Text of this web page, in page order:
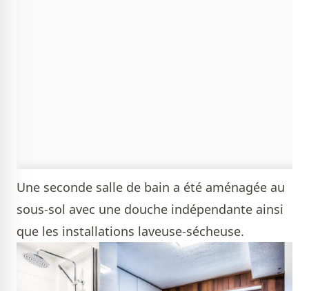
Une seconde salle de bain a été aménagée au
sous-sol avec une douche indépendante ainsi
que les installations laveuse-sécheuse.